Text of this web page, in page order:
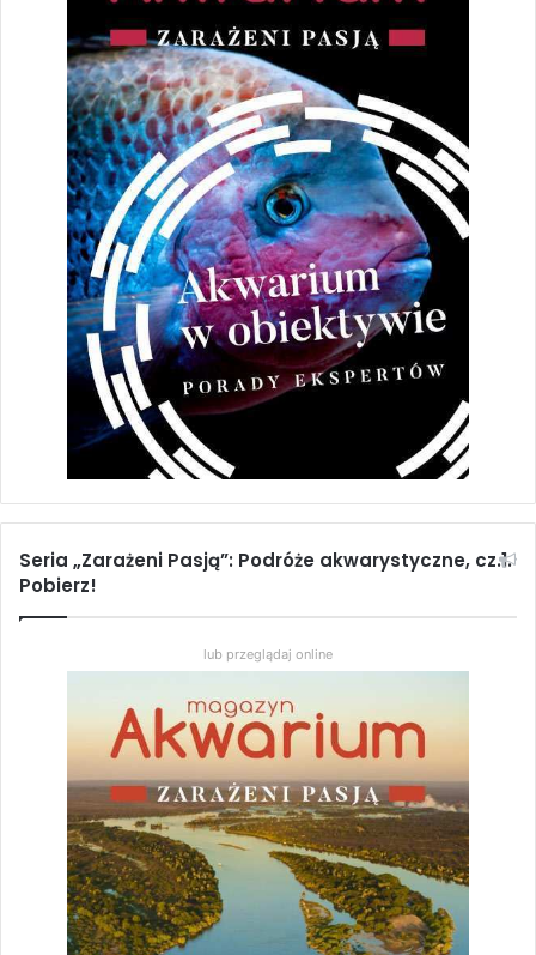
Seria „Zarażeni Pasją”: Podróże akwarystyczne, cz.1.
Pobierz!
lub przeglądaj online